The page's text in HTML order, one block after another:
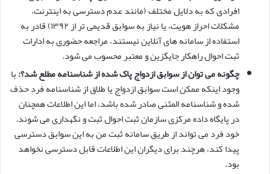
افرادی که به دلایل مختلف (مانند عدم دسترسی به اینترنت،
مشکلات احراز هویت، یا نیاز به سوابق قدیمی تر از ۱۳۹۲) قادر به
استفاده از سامانه های آنلاین نیستند، مراجعه حضوری به ادارات
ثبت احوال راهکار جایگزین و معتبر محسوب می شود.
چگونه می توان از سوابق ازدواج پاک شده از شناسنامه مطلع شد؟:با
وجود اینکه ممکن است سوابق ازدواج یا طلاق از شناسنامه فرد حذف
شده و شناسنامه المثنی صادر شده باشد، اما این اطلاعات همچنان
در پایگاه داده مرکزی سازمان ثبت احوال ثبت و نگهداری می شوند.
خود فرد می تواند از طریق سامانه ثبت من به این سوابق دسترسی
پیدا کند، هرچند برای دیگران این اطلاعات قابل دسترسی نخواهد
بود.